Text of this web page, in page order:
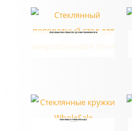
СТЕКЛЯННЫЙ ПОВОРОТНЫЙ СТОЛ ДЛЯ МИКРОВОЛНОВОЙ ПЕЧИ
СТЕКЛЯННЫЕ КРУЖКИ WHOLESALE
10 ТОВАРОВ